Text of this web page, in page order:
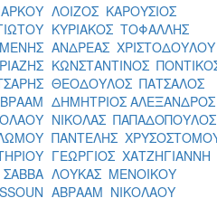
ΛΟΙΖΟΣ ΚΑΡΟΥΣΙΟΣ
ΚΥΡΙΑΚΟΣ ΤΟΦΑΛΛΗΣ
ΑΝΔΡΕΑΣ ΧΡΙΣΤΟΔΟΥΛΟΥ
ΚΩΝΣΤΑΝΤΙΝΟΣ
ΘΕΟΔΟΥΛΟΣ ΠΑΤΣΑΛΟΣ
ΔΗΜΗΤΡΙΟΣ
ΝΙΚΟΛΑΣ ΠΑΠΑΔΟΠΟΥΛΟΣ
ΠΑΝΤΕΛΗΣ
ΓΕΩΡΓΙΟΣ ΧΑΤΖΗΓΙΑΝΝΗ
ΛΟΥΚΑΣ ΜΕΝΟΙΚΟΥ
ΑΒΡΑΑΜ ΝΙΚΟΛΑΟΥ